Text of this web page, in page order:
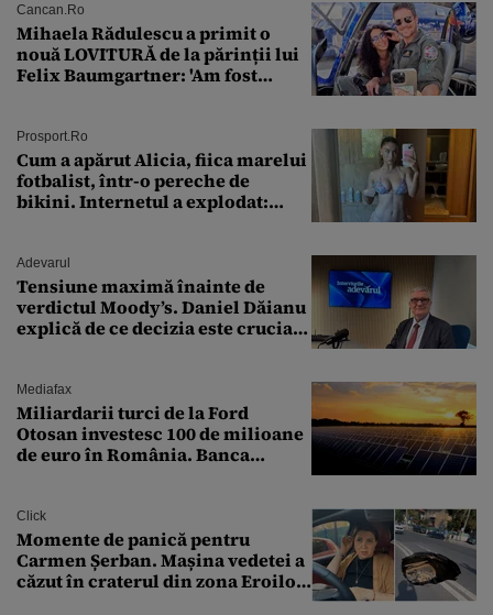
Cancan.ro
Mihaela Rădulescu a primit o
nouă LOVITURĂ de la părinții lui
Felix Baumgartner: 'Am fost
Prosport.ro
Cum a apărut Alicia, fiica marelui
fotbalist, într-o pereche de
bikini. Internetul a explodat:
Adevarul
Tensiune maximă înainte de
verdictul Moody’s. Daniel Dăianu
explică de ce decizia este crucială
Mediafax
Miliardarii turci de la Ford
Otosan investesc 100 de milioane
de euro în România. Banca
Click
Momente de panică pentru
Carmen Șerban. Mașina vedetei a
căzut în craterul din zona Eroilor: